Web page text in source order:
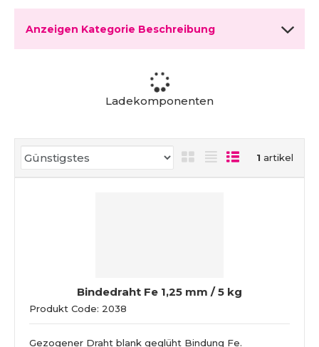
Anzeigen Kategorie Beschreibung
Ladekomponenten
1 artikel
Bindedraht Fe 1,25 mm / 5 kg
Produkt Code: 2038
Gezogener Draht blank geglüht Bindung Fe.